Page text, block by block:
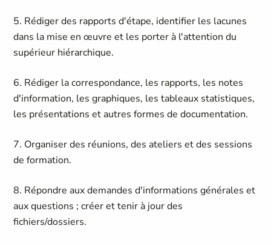
5. Rédiger des rapports d'étape, identifier les lacunes
dans la mise en œuvre et les porter à l'attention du
supérieur hiérarchique.
6. Rédiger la correspondance, les rapports, les notes
d'information, les graphiques, les tableaux statistiques,
les présentations et autres formes de documentation.
7. Organiser des réunions, des ateliers et des sessions
de formation.
8. Répondre aux demandes d'informations générales et
aux questions ; créer et tenir à jour des
fichiers/dossiers.